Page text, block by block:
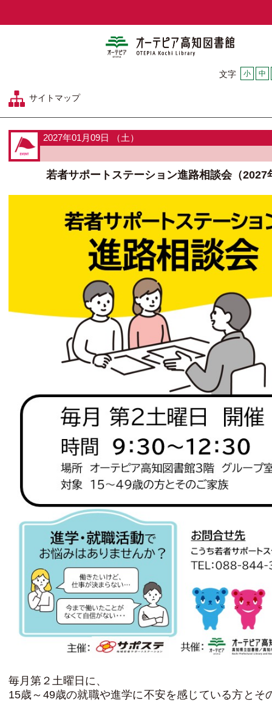
文字 小 中
サイトマップ
2027年01月09日 （土）
若者サポートステーション進路相談会（2027
毎月第２土曜日に、
15歳～49歳の就職や進学に不安を感じている方とそ